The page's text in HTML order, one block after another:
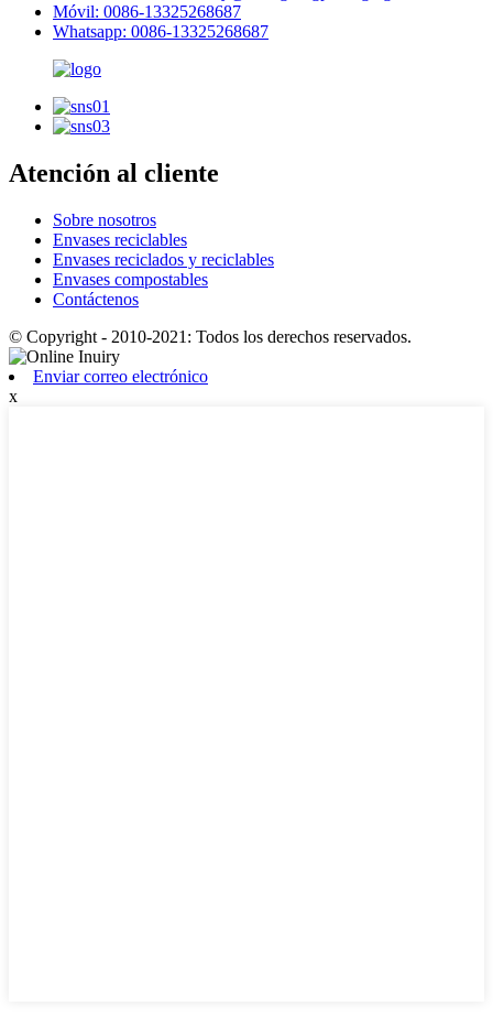
Móvil: 0086-13325268687
Whatsapp: 0086-13325268687
Atención al cliente
Sobre nosotros
Envases reciclables
Envases reciclados y reciclables
Envases compostables
Contáctenos
© Copyright - 2010-2021: Todos los derechos reservados.
Enviar correo electrónico
x